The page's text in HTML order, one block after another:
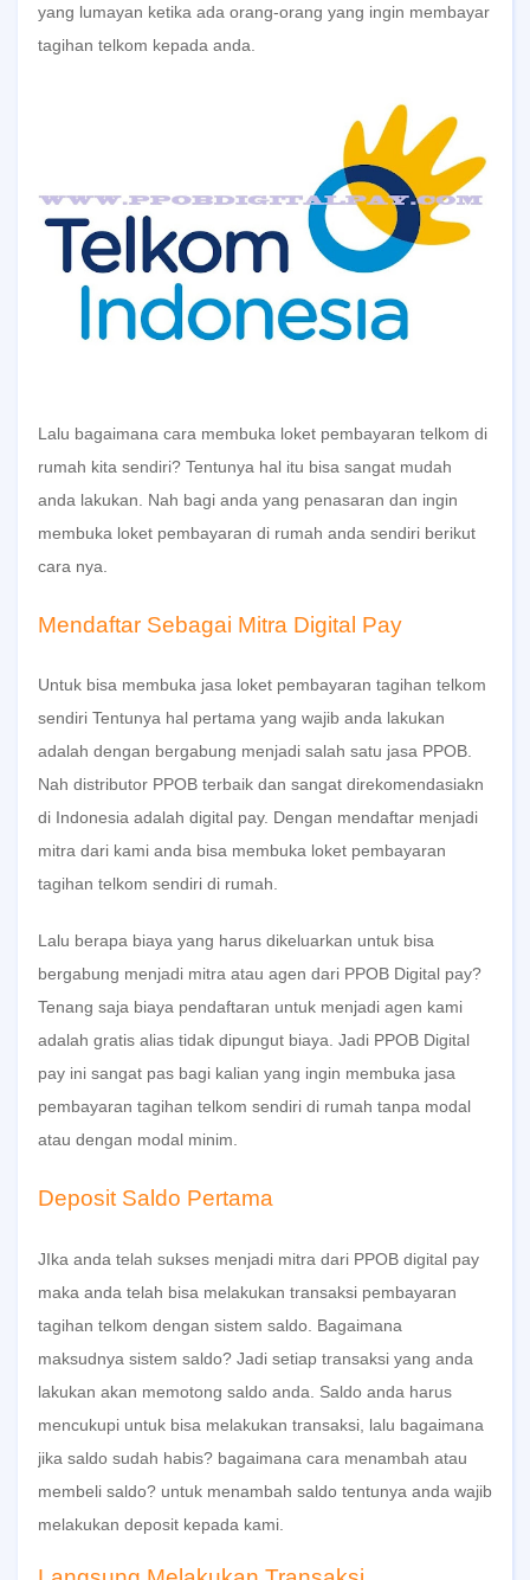
yang lumayan ketika ada orang-orang yang ingin membayar
tagihan telkom kepada anda.
Lalu bagaimana cara membuka loket pembayaran telkom di
rumah kita sendiri? Tentunya hal itu bisa sangat mudah
anda lakukan. Nah bagi anda yang penasaran dan ingin
membuka loket pembayaran di rumah anda sendiri berikut
cara nya.
Mendaftar Sebagai Mitra Digital Pay
Untuk bisa membuka jasa loket pembayaran tagihan telkom
sendiri Tentunya hal pertama yang wajib anda lakukan
adalah dengan bergabung menjadi salah satu jasa PPOB.
Nah distributor PPOB terbaik dan sangat direkomendasiakn
di Indonesia adalah digital pay. Dengan mendaftar menjadi
mitra dari kami anda bisa membuka loket pembayaran
tagihan telkom sendiri di rumah.
Lalu berapa biaya yang harus dikeluarkan untuk bisa
bergabung menjadi mitra atau agen dari PPOB Digital pay?
Tenang saja biaya pendaftaran untuk menjadi agen kami
adalah gratis alias tidak dipungut biaya. Jadi PPOB Digital
pay ini sangat pas bagi kalian yang ingin membuka jasa
pembayaran tagihan telkom sendiri di rumah tanpa modal
atau dengan modal minim.
Deposit Saldo Pertama
JIka anda telah sukses menjadi mitra dari PPOB digital pay
maka anda telah bisa melakukan transaksi pembayaran
tagihan telkom dengan sistem saldo. Bagaimana
maksudnya sistem saldo? Jadi setiap transaksi yang anda
lakukan akan memotong saldo anda. Saldo anda harus
mencukupi untuk bisa melakukan transaksi, lalu bagaimana
jika saldo sudah habis? bagaimana cara menambah atau
membeli saldo? untuk menambah saldo tentunya anda wajib
melakukan deposit kepada kami.